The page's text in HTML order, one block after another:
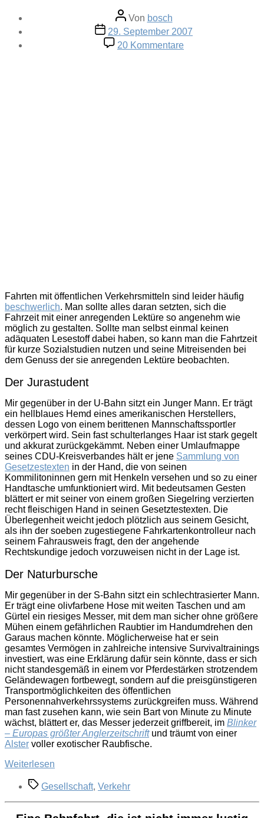
Beitragsautor
Von bosch
Veröffentlichungsdatum
29. September 2007
20 Kommentare
Lektüre
Fahrten mit öffentlichen Verkehrsmitteln sind leider häufig
beschwerlich. Man sollte alles daran setzten, sich die
Fahrzeit mit einer anregenden Lektüre so angenehm wie
möglich zu gestalten. Sollte man selbst einmal keinen
adäquaten Lesestoff dabei haben, so kann man die Fahrtzeit
für kurze Sozialstudien nutzen und seine Mitreisenden bei
dem Genuss der sie anregenden Lektüre beobachten.
Der Jurastudent
Mir gegenüber in der U-Bahn sitzt ein Junger Mann. Er trägt
ein hellblaues Hemd eines amerikanischen Herstellers,
dessen Logo von einem berittenen Mannschaftssportler
verkörpert wird. Sein fast schulterlanges Haar ist stark gegelt
und akkurat zurückgekämmt. Neben einer Umlaufmappe
seines CDU-Kreisverbandes hält er jene Sammlung von
Gesetzestexten in der Hand, die von seinen
Kommilitoninnen gern mit Henkeln versehen und so zu einer
Handtasche umfunktioniert wird. Mit bedeutsamen Gesten
blättert er mit seiner von einem großen Siegelring verzierten
recht fleischigen Hand in seinen Gesetztestexten. Die
Überlegenheit weicht jedoch plötzlich aus seinem Gesicht,
als ihn der soeben zugestiegene Fahrkartenkontrolleur nach
seinem Fahrausweis fragt, den der angehende
Rechtskundige jedoch vorzuweisen nicht in der Lage ist.
Der Naturbursche
Mir gegenüber in der S-Bahn sitzt ein schlechtrasierter Mann.
Er trägt eine olivfarbene Hose mit weiten Taschen und am
Gürtel ein riesiges Messer, mit dem man sicher ohne größere
Mühen einem gefährlichen Raubtier im Handumdrehen den
Garaus machen könnte. Möglicherweise hat er sein
gesamtes Vermögen in zahlreiche intensive Survivaltrainings
investiert, was eine Erklärung dafür sein könnte, dass er sich
nicht standesgemäß in einem vor Pferdestärken strotzendem
Geländewagen fortbewegt, sondern auf die preisgünstigeren
Transportmöglichkeiten des öffentlichen
Personennahverkehrssystems zurückgreifen muss. Während
man fast zusehen kann, wie sein Bart von Minute zu Minute
wächst, blättert er, das Messer jederzeit griffbereit, im Blinker
– Europas größter Anglerzeitschriftund träumt von einer
Alster voller exotischer Raubfische.
Weiterlesen
Bus
Bahn“
Schlagwörter
Gesellschaft, Verkehr